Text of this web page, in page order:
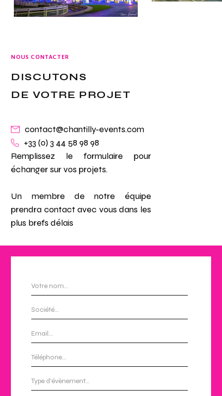
NOUS CONTACTER
DISCUTONS
DE VOTRE PROJET
contact@chantilly-events.com
+33 (0) 3 44 58 98 98
Remplissez le formulaire pour
échanger sur vos projets.
Un membre de notre équipe
prendra contact avec vous dans les
plus brefs délais